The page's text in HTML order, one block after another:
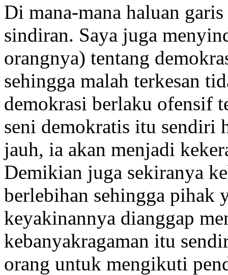
Di mana-mana haluan
sindiran. Saya juga
orangnya) tentang
sehingga malah terkesan
demokrasi berlaku ofensif
seni demokratis itu sendiri
jauh, ia akan menjadi
Demikian juga sekiranya
berlebihan sehingga pihak
keyakinannya dianggap
kebanyakragaman itu
orang untuk mengikuti